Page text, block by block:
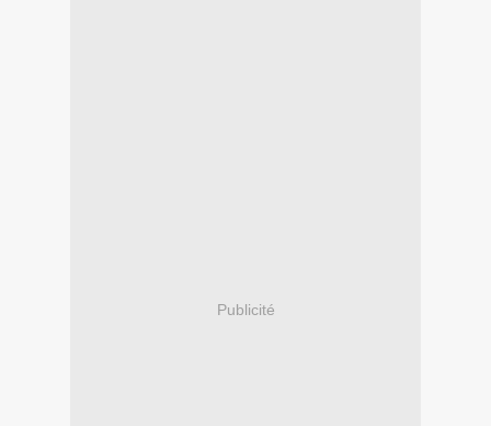
Publicité